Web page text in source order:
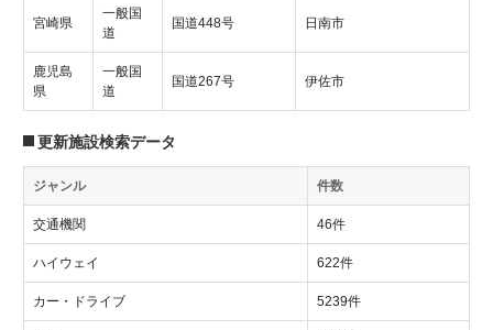
宮崎県
一般国
道
国道448号 日南市
鹿児島
県
一般国
道
国道267号 伊佐市
更新施設検索データ
ジャンル 件数
交通機関 46件
ハイウェイ 622件
カー・ドライブ 5239件